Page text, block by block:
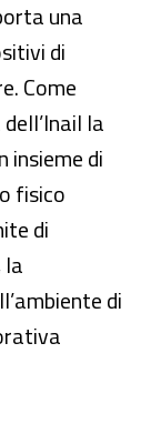
una
di
Come
la
insieme di
fisico
di
la
di